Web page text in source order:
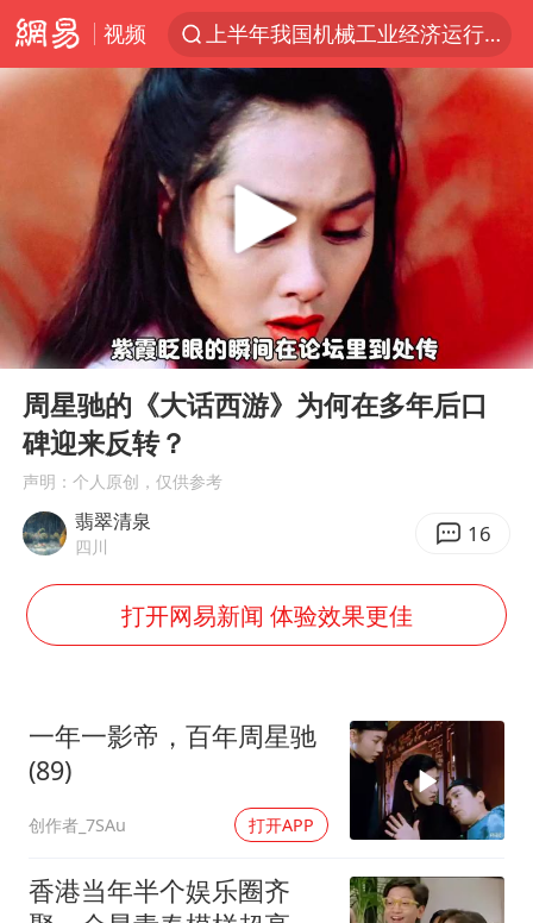
视频
上半年我国机械工业经济运行稳中有进
佛山通报笔试前13被淘汰后5名进体检
台风白海豚加强
国防部回应日本试射“战斧”导弹
“立秋的第一杯奶茶”又爆单了
A股三大股指收涨
泰国校园枪击案死亡人数升至7人
泰国枪击案凶手先杀祖父母后行凶
宇树科技中一签需缴款7.54万元
国防部：中国军队坚决反制任何闹海挑衅图谋
四川宜宾市高县发生4.9级地震
台湾海峡南口北上船舶实施交通管制
向鹏0-3不敌张本智和
江苏发布台风蓝色预警
东方之约 相约未来
Play
00:00 04:33
周星驰的《大话西游》为何在多年后口
碑迎来反转？
声明：个人原创，仅供参考
翡翠清泉
四川 16
打开网易新闻 体验效果更佳
一年一影帝，百年周星驰
(89)
创作者_7SAu 打开APP
香港当年半个娱乐圈齐